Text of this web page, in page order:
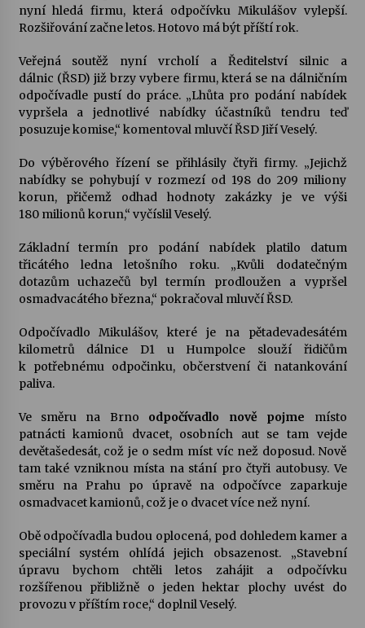
Jenakaši
28. 7. 2026
Votavžatský ploty
23. 7. 2026
22. 7. 2026
Vysočinka
Ozvěny prázdnin
Za kulturou kousek za Humpolec. V Želivě ožije
Varhanní recitál Michala Novenka v Klášteře
Želiv
3. 7. 2026
30. 6. 2026
nyní hledá firmu, která odpočívku Mikulášov vylepší.
Rozšiřování začne letos. Hotovo má být příští rok.
Veřejná soutěž nyní vrcholí a Ředitelství silnic a
dálnic (ŘSD) již brzy vybere firmu, která se na dálničním
odpočívadle pustí do práce. „Lhůta pro podání nabídek
vypršela a jednotlivé nabídky účastníků tendru teď
posuzuje komise,“ komentoval mluvčí ŘSD Jiří Veselý.
Do výběrového řízení se přihlásily čtyři firmy. „Jejichž
nabídky se pohybují v rozmezí od 198 do 209 miliony
korun, přičemž odhad hodnoty zakázky je ve výši
180 milionů korun,“ vyčíslil Veselý.
Základní termín pro podání nabídek platilo datum
třicátého ledna letošního roku. „Kvůli dodatečným
dotazům uchazečů byl termín prodloužen a vypršel
osmadvacátého března,“ pokračoval mluvčí ŘSD.
Odpočívadlo Mikulášov, které je na pětadevadesátém
kilometrů dálnice D1 u Humpolce slouží řidičům
k potřebnému odpočinku, občerstvení či natankování
paliva.
Ve směru na Brno odpočívadlo nově pojme místo
patnácti kamionů dvacet, osobních aut se tam vejde
devětašedesát, což je o sedm míst víc než doposud. Nově
tam také vzniknou místa na stání pro čtyři autobusy. Ve
směru na Prahu po úpravě na odpočívce zaparkuje
osmadvacet kamionů, což je o dvacet více než nyní.
Obě odpočívadla budou oplocená, pod dohledem kamer a
speciální systém ohlídá jejich obsazenost. „Stavební
úpravu bychom chtěli letos zahájit a odpočívku
rozšířenou přibližně o jeden hektar plochy uvést do
provozu v příštím roce,“ doplnil Veselý.